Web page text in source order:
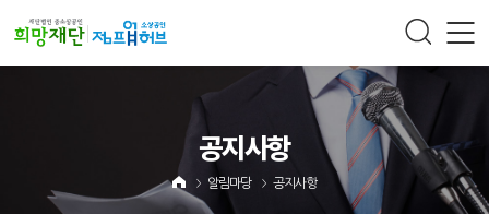
공지사항
알림마당 공지사항